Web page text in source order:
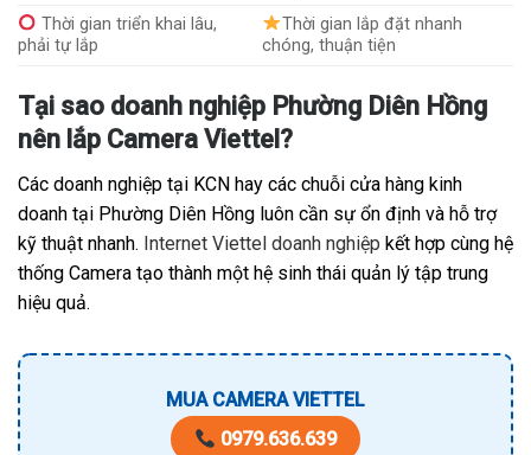
Thời gian triển khai lâu,
phải tự lắp
Thời gian lắp đặt nhanh
chóng, thuận tiện
Tại sao doanh nghiệp Phường Diên Hồng
nên lắp Camera Viettel?
Các doanh nghiệp tại KCN hay các chuỗi cửa hàng kinh
doanh tại Phường Diên Hồng luôn cần sự ổn định và hỗ trợ
kỹ thuật nhanh. Internet Viettel doanh nghiệp kết hợp cùng hệ
thống Camera tạo thành một hệ sinh thái quản lý tập trung
hiệu quả.
MUA CAMERA VIETTEL
0979.636.639